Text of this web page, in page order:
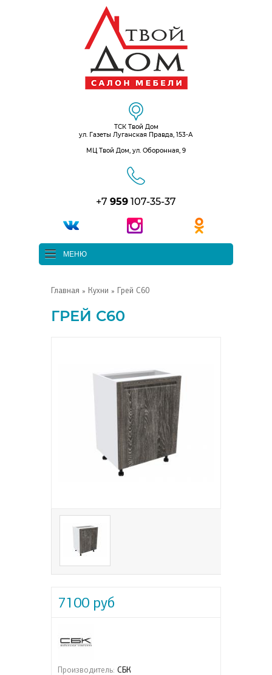
ТСК Твой Дом
ул. Газеты Луганская Правда, 153-А
МЦ Твой Дом, ул. Оборонная, 9
+7 959 107-35-37
МЕНЮ
Главная » Кухни » Грей С60
ГРЕЙ С60
7100 руб
Производитель: СБК